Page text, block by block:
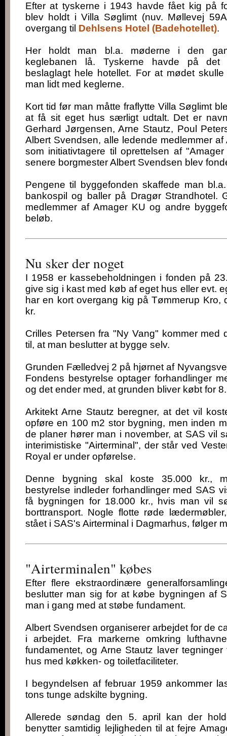
Efter at tyskerne i 1943 havde fået kig på
blev holdt i Villa Søglimt (nuv. Møllevej
overgang til Dehlsens Hotel (Badehotellet).
Her holdt man bl.a. møderne i den
keglebanen lå. Tyskerne havde på det
beslaglagt hele hotellet. For at mødet
man lidt med keglerne.
Kort tid før man måtte fraflytte Villa Søglimt
at få sit eget hus særligt udtalt. Det er
Gerhard Jørgensen, Arne Stautz, Poul
Albert Svendsen, alle ledende medlemmer
som initiativtagere til oprettelsen af
senere borgmester Albert Svendsen blev
Pengene til byggefonden skaffede man
bankospil og baller på Dragør Strandhotel.
medlemmer af Amager KU og andre
beløb.
Nu sker der noget
I 1958 er kassebeholdningen i fonden på
give sig i kast med køb af eget hus eller evt.
har en kort overgang kig på Tømmerup Kro,
kr.
Crilles Petersen fra "Ny Vang" kommer med
til, at man beslutter at bygge selv.
Grunden Fælledvej 2 på hjørnet af
Fondens bestyrelse optager forhandlinger
og det ender med, at grunden bliver købt for
Arkitekt Arne Stautz beregner, at det vil
opføre en 100 m2 stor bygning, men inden
de planer hører man i november, at SAS vil
interimistiske "Airterminal", der står ved
Royal er under opførelse.
Denne bygning skal koste 35.000 kr.,
bestyrelse indleder forhandlinger med SAS
få bygningen for 18.000 kr., hvis man vil
borttransport. Nogle flotte røde
stået i SAS's Airterminal i Dagmarhus, følger
"Airterminalen" købes
Efter flere ekstraordinære
beslutter man sig for at købe bygningen af
man i gang med at støbe fundament.
Albert Svendsen organiserer arbejdet for de
i arbejdet. Fra markerne omkring
fundamentet, og Arne Stautz laver
hus med køkken- og toiletfaciliteter.
I begyndelsen af februar 1959 ankommer
tons tunge adskilte bygning.
Allerede søndag den 5. april kan der
benytter samtidig lejligheden til at fejre